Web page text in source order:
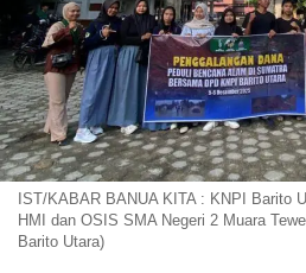
IST/KABAR BANUA KITA : KNPI Barito
HMI dan OSIS SMA Negeri 2 Muara
Barito Utara)